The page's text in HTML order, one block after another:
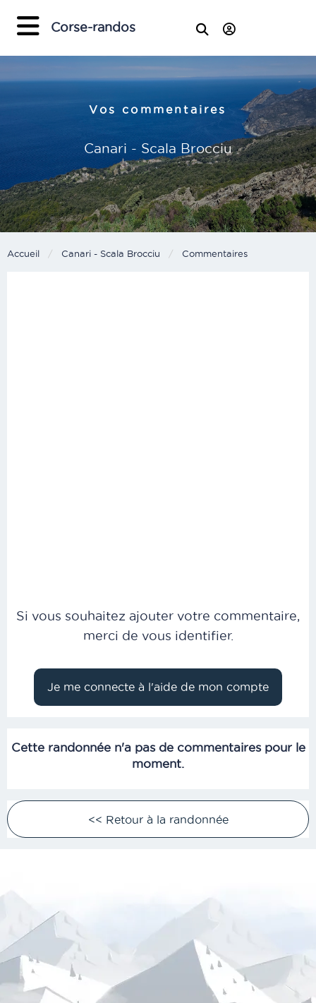
Corse-randos
Vos commentaires
Canari - Scala Brocciu
Accueil Canari - Scala Brocciu Current:
Commentaires
Si vous souhaitez ajouter votre commentaire,
merci de vous identifier.
Cette randonnée n'a pas de commentaires pour le
moment.
<< Retour à la randonnée